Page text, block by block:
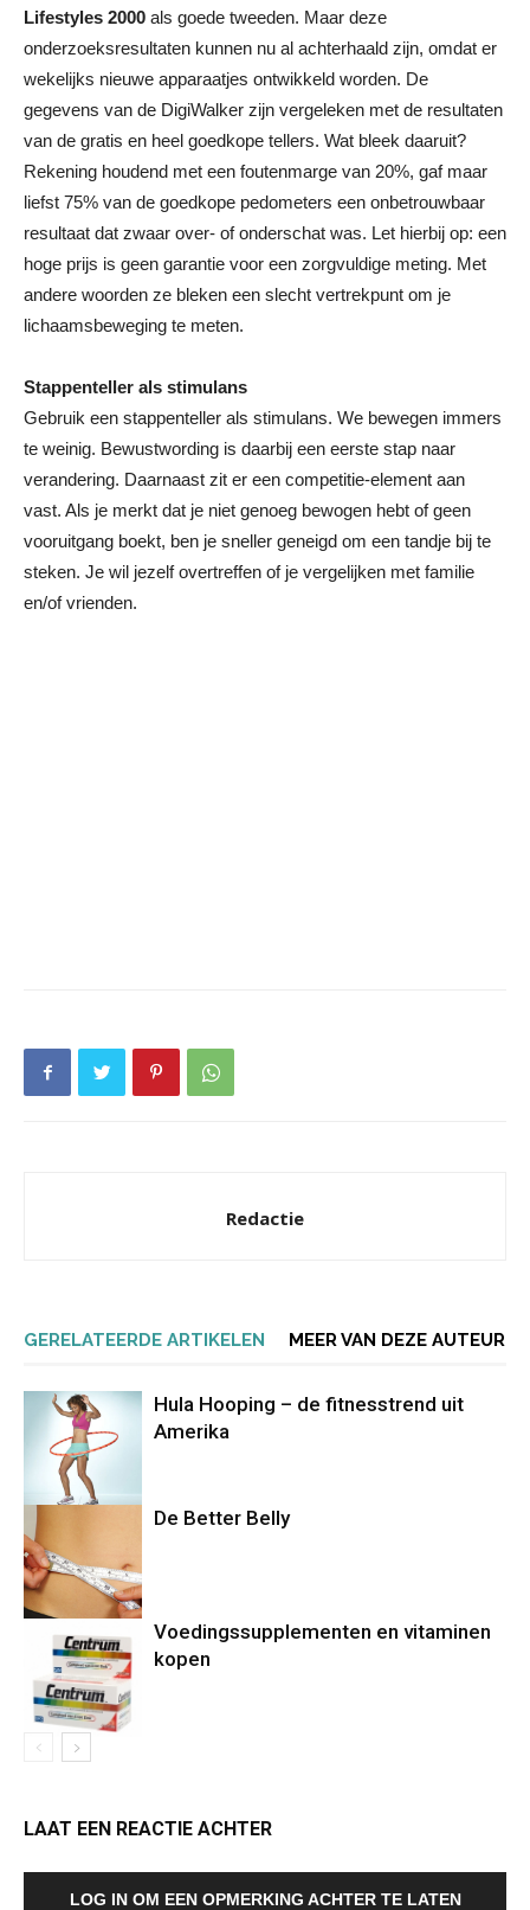
Lifestyles 2000 als goede tweeden. Maar deze
onderzoeksresultaten kunnen nu al achterhaald zijn, omdat er
wekelijks nieuwe apparaatjes ontwikkeld worden. De
gegevens van de DigiWalker zijn vergeleken met de resultaten
van de gratis en heel goedkope tellers. Wat bleek daaruit?
Rekening houdend met een foutenmarge van 20%, gaf maar
liefst 75% van de goedkope pedometers een onbetrouwbaar
resultaat dat zwaar over- of onderschat was. Let hierbij op: een
hoge prijs is geen garantie voor een zorgvuldige meting. Met
andere woorden ze bleken een slecht vertrekpunt om je
lichaamsbeweging te meten.
Stappenteller als stimulans
Gebruik een stappenteller als stimulans. We bewegen immers
te weinig. Bewustwording is daarbij een eerste stap naar
verandering. Daarnaast zit er een competitie-element aan
vast. Als je merkt dat je niet genoeg bewogen hebt of geen
vooruitgang boekt, ben je sneller geneigd om een tandje bij te
steken. Je wil jezelf overtreffen of je vergelijken met familie
en/of vrienden.
Redactie
GERELATEERDE ARTIKELEN MEER VAN DEZE AUTEUR
Hula Hooping – de fitnesstrend uit
Amerika
De Better Belly
Voedingssupplementen en vitaminen
kopen
LAAT EEN REACTIE ACHTER
LOG IN OM EEN OPMERKING ACHTER TE LATEN